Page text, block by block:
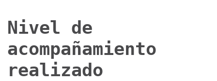
Nivel de
acompañamiento
realizado